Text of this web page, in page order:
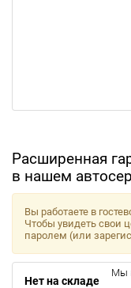
Расширенная
в нашем
Вы работаете в
Чтобы увидеть свои
паролем (или
Нет на складе
Мы